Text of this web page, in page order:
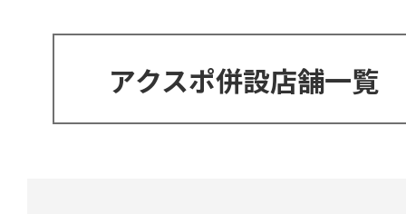
アクスポ併設店舗一覧